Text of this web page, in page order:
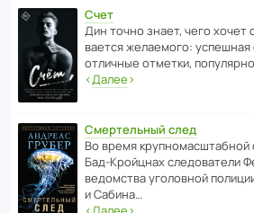
Счет
Дин точно знает, чего хочет
ва­ется жела­е­мого: успе­шная
отли­чные отметки,
‹Далее›
Смертельный след
Во время круп­но­мас­ш­та­бной
Бад‑Крой­цнах следо­ва­тели
ведомства уголо­вной
и Сабина…